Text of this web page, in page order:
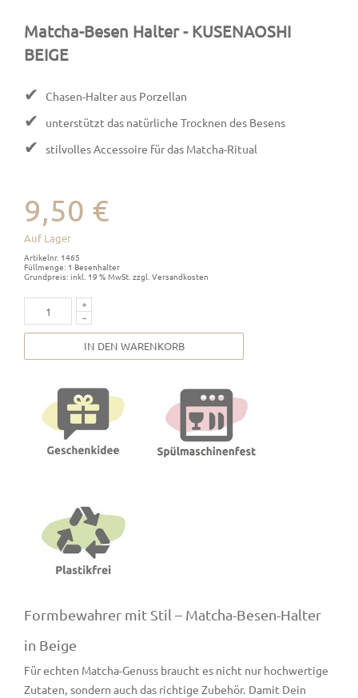
Matcha-Besen Halter- KUSENAOSHI
BEIGE
✔ Chasen-Halter aus Porzellan
✔ unterstützt das natürliche Trocknen des Besens
✔ stilvolles Accessoire für das Matcha-Ritual
9,50 €
Auf Lager
Artikelnr. 1465
Füllmenge: 1 Besenhalter
Grundpreis: inkl. 19 % MwSt. zzgl. Versandkosten
IN DEN WARENKORB
Formbewahrer mit Stil – Matcha-Besen-Halter
in Beige
Für echten Matcha-Genuss braucht es nicht nur hochwertige
Zutaten, sondern auch das richtige Zubehör. Damit Dein